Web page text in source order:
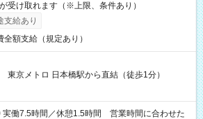
受け取れます（※上限、条件あり）
支給あり
全額支給（規定あり）
京メトロ 日本橋駅から直結（徒歩1分）